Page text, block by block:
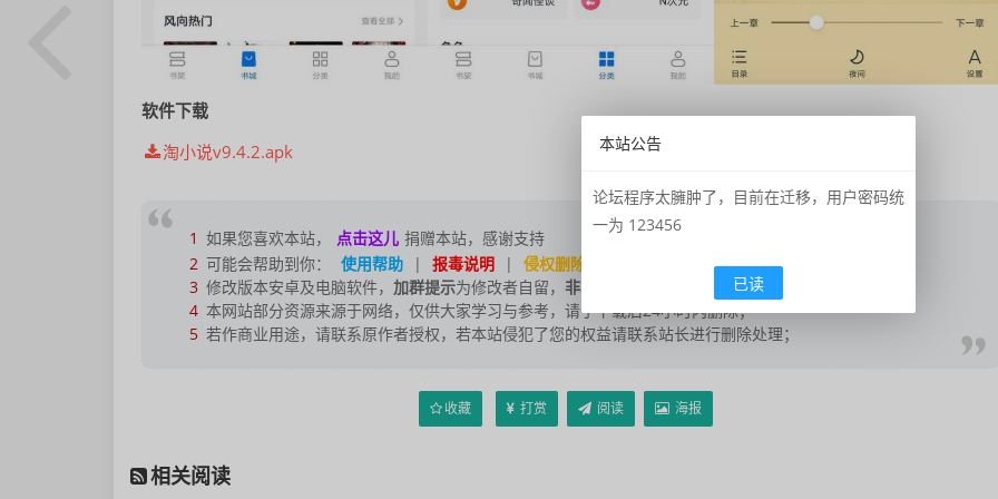
软件下载
淘小说v9.4.2.apk
1 如果您喜欢本站， 点击这儿 捐赠本站，感谢支持
2 可能会帮助到你： 使用帮助 | 报毒说明 | 侵权删除
3 修改版本安卓及电脑软件， 加群提示为修改者自留， 非本站信息
，注意鉴别；
4 本网站部分资源来源于网络，仅供大家学习与参考，请于下载后24小时内删除；
5 若作商业用途，请联系原作者授权，若本站侵犯了您的权益请联系站长进行删除处理；
收藏 打赏 阅读 海报
相关阅读
本站公告
论坛程序太臃肿了，目前在迁移，用户密码统
一为 123456
已读